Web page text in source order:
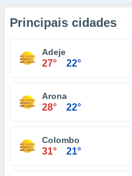
Principais cidades
Adeje
27° 22°
Arona
28° 22°
Colombo
31° 21°